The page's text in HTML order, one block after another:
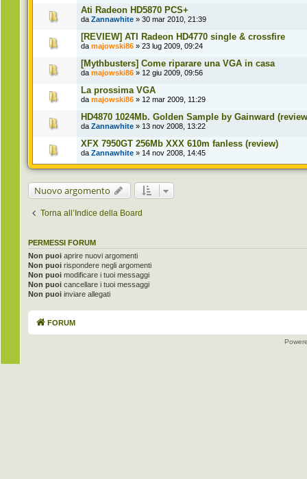
Ati Radeon HD5870 PCS+
da Zannawhite » 30 mar 2010, 21:39
[REVIEW] ATI Radeon HD4770 single & crossfire
da majowski86 » 23 lug 2009, 09:24
[Mythbusters] Come riparare una VGA in casa
da majowski86 » 12 giu 2009, 09:56
La prossima VGA
da majowski86 » 12 mar 2009, 11:29
HD4870 1024Mb. Golden Sample by Gainward
da Zannawhite » 13 nov 2008, 13:22
XFX 7950GT 256Mb XXX 610m fanless (review)
da Zannawhite » 14 nov 2008, 14:45
Nuovo argomento
Torna all’Indice della Board
PERMESSI FORUM
Non puoi aprire nuovi argomenti
Non puoi rispondere negli argomenti
Non puoi modificare i tuoi messaggi
Non puoi cancellare i tuoi messaggi
Non puoi inviare allegati
FORUM